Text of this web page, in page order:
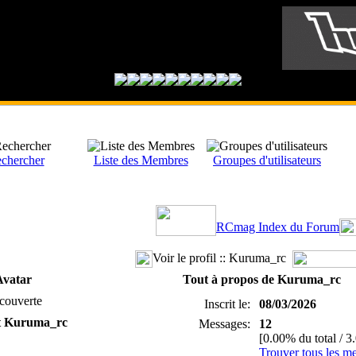
Liste des Membres Groupes d'utilisateurs
RCmag Index du Forum
Voir le profil :: Kuruma_rc
Tout à propos de Kuruma_rc
Inscrit le:
08/03/2026
Messages:
12
[0.00% du total /
Trouver tous les
Kuruma_rc